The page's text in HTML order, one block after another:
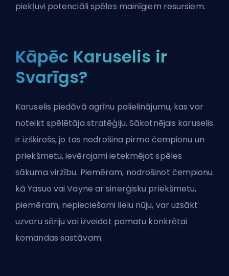
piekļuvi potenciāli spēles mainīgiem resursiem.
Kāpēc Karuselis ir
Svarīgs?
Karuselis piedāvā agrīnu palielinājumu, kas var
noteikt spēlētāja stratēģiju. Sākotnējais karuselis
ir izšķirošs, jo tas nodrošina pirmo čempionu un
priekšmetu, ievērojami ietekmējot spēles
sākuma virzību. Piemēram, nodrošinot čempionu
kāYasuo vaiVayne ar sinerģisku priekšmetu,
piemēram, nepieciešami lielu nūju, var uzsākt
uzvaru sēriju vai izveidot pamatu konkrētai
komandas sastāvam.